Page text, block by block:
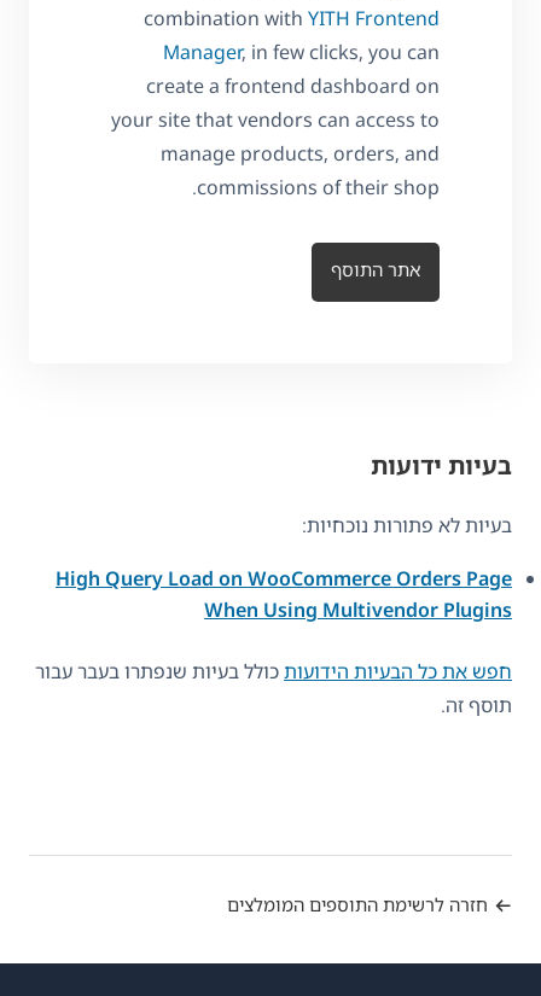
combination with YITH Frontend
Manager, in few clicks, you can
create a frontend dashboard on
your site that vendors can access to
manage products, orders, and
commissions of their shop.
אתר התוסף
בעיות ידועות
בעיות לא פתורות נוכחיות:
High Query Load on WooCommerce Orders Page
When Using Multivendor Plugins
חפש את כל הבעיות הידועותכולל בעיות שנפתרו בעבר עבור
תוסף זה.
חזרה לרשימת התוספים המומלצים